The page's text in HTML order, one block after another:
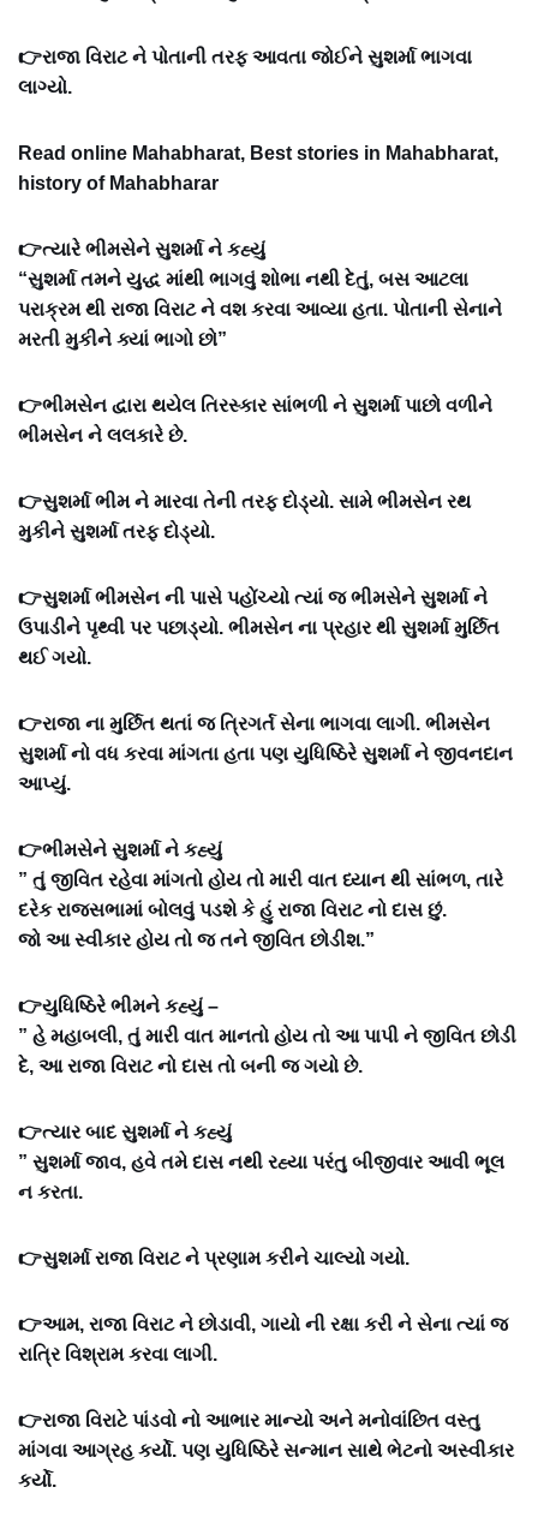
👉રાજા વિરાટ ને પોતાની તરફ આવતા જોઈને સુશર્મા ભાગવા
લાગ્યો.
Read online Mahabharat, Best stories in Mahabharat,
history of Mahabharar
👉ત્યારે ભીમસેને સુશર્મા ને કહ્યું
“સુશર્મા તમને યુદ્ધ માંથી ભાગવું શોભા નથી દેતું, બસ આટલા
પરાક્રમ થી રાજા વિરાટ ને વશ કરવા આવ્યા હતા. પોતાની સેનાને
મરતી મુકીને ક્યાં ભાગો છો”
👉ભીમસેન દ્વારા થયેલ તિરસ્કાર સાંભળી ને સુશર્મા પાછો વળીને
ભીમસેન ને લલકારે છે.
👉સુશર્મા ભીમ ને મારવા તેની તરફ દોડ્યો. સામે ભીમસેન રથ
મુકીને સુશર્મા તરફ દોડ્યો.
👉સુશર્મા ભીમસેન ની પાસે પહોંચ્યો ત્યાં જ ભીમસેને સુશર્મા ને
ઉપાડીને પૃથ્વી પર પછાડ્યો. ભીમસેન ના પ્રહાર થી સુશર્મા મુર્છિત
થઈ ગયો.
👉રાજા ના મુર્છિત થતાં જ ત્રિગર્ત સેના ભાગવા લાગી. ભીમસેન
સુશર્મા નો વધ કરવા માંગતા હતા પણ યુધિષ્ઠિરે સુશર્મા ને જીવનદાન
આપ્યું.
👉ભીમસેને સુશર્મા ને કહ્યું
” તું જીવિત રહેવા માંગતો હોય તો મારી વાત ધ્યાન થી સાંભળ, તારે
દરેક રાજસભામાં બોલવું પડશે કે હું રાજા વિરાટ નો દાસ છું.
જો આ સ્વીકાર હોય તો જ તને જીવિત છોડીશ.”
👉યુધિષ્ઠિરે ભીમને કહ્યું –
” હે મહાબલી, તું મારી વાત માનતો હોય તો આ પાપી ને જીવિત છોડી
દે, આ રાજા વિરાટ નો દાસ તો બની જ ગયો છે.
👉ત્યાર બાદ સુશર્મા ને કહ્યું
” સુશર્મા જાવ, હવે તમે દાસ નથી રહ્યા પરંતુ બીજીવાર આવી ભૂલ
ન કરતા.
👉સુશર્મા રાજા વિરાટ ને પ્રણામ કરીને ચાલ્યો ગયો.
👉આમ, રાજા વિરાટ ને છોડાવી, ગાયો ની રક્ષા કરી ને સેના ત્યાં જ
રાત્રિ વિશ્રામ કરવા લાગી.
👉રાજા વિરાટે પાંડવો નો આભાર માન્યો અને મનોવાંછિત વસ્તુ
માંગવા આગ્રહ કર્યો. પણ યુધિષ્ઠિરે સન્માન સાથે ભેટનો અસ્વીકાર
કર્યો.